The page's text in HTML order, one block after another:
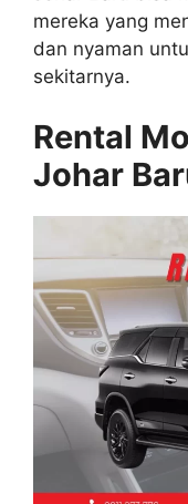
mereka yang
dan nyaman
sekitarnya.
Rental
Johar